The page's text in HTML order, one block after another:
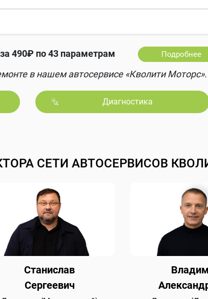
490₽ по 43 параметрам Подробнее
в нашем автосервисе «Кволити Моторс».
Диагностика
СЕТИ АВТОСЕРВИСОВ
Станислав
Сергеевич